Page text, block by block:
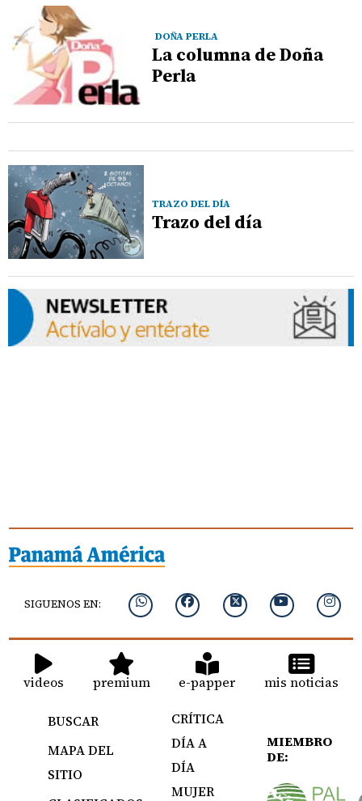
DOÑA PERLA
La columna de Doña
Perla
TRAZO DEL DÍA
Trazo del día
SIGUENOS EN:
videos premium e-papper mis noticias
BUSCAR
MAPA DEL
SITIO
CRÍTICA
DÍA A
DÍA
MUJER
MIEMBRO
DE: